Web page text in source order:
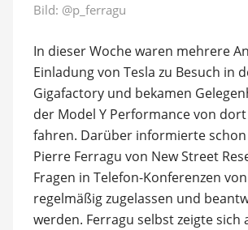
Bild: @p_ferragu
In dieser Woche waren mehrere
Einladung von Tesla zu Besuch in
Gigafactory und bekamen
der Model Y Performance von
fahren. Darüber informierte
Pierre Ferragu von New Street
Fragen in Telefon-Konferenzen
regelmäßig zugelassen und
werden. Ferragu selbst zeigte sich